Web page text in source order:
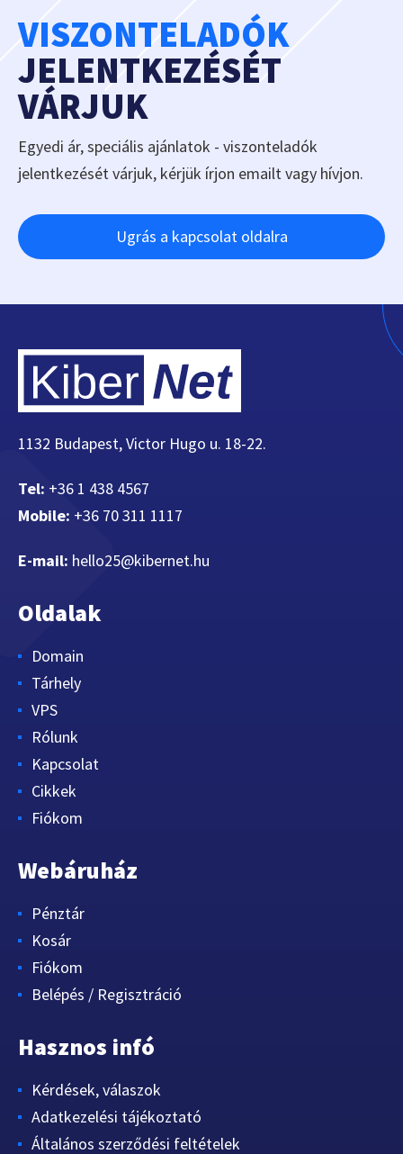
VISZONTELADÓK
JELENTKEZÉSÉT
VÁRJUK
Egyedi ár, speciális ajánlatok - viszonteladók
jelentkezését várjuk, kérjük írjon emailt vagy hívjon.
Ugrás a kapcsolat oldalra
1132 Budapest, Victor Hugo u. 18-22.
Tel: +36 1 438 4567
Mobile: +36 70 311 1117
E-mail: hello25@kibernet.hu
Oldalak
Domain
Tárhely
VPS
Rólunk
Kapcsolat
Cikkek
Fiókom
Webáruház
Pénztár
Kosár
Fiókom
Belépés / Regisztráció
Hasznos infó
Kérdések, válaszok
Adatkezelési tájékoztató
Általános szerződési feltételek